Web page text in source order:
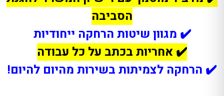
הסביבה
✔️ מגוון שיטות הרחקה ייחודיות
✔️ אחריות בכתב על כל עבודה
✔️ הרחקה לצמיתות בשירות מהיום להיום!